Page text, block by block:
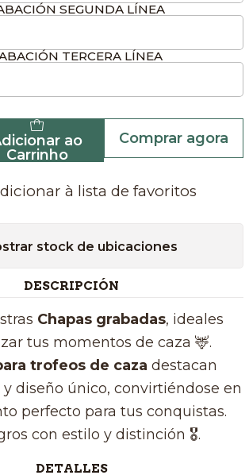
SEGUNDA LÍNEA
TERCERA LÍNEA
ao
Carrinho
Comprar agora
à lista de favoritos
stock de ubicaciones
DESCRIPCIÓN
Chapas grabadas, ideales
tus momentos de caza 🦌.
trofeos de caza destacan
diseño único, convirtiéndose en
perfecto para tus conquistas.
con estilo y distinción 🎖️.
DETALLES